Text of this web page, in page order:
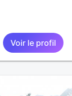
Voir le profil